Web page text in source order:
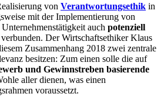
von Verantwortungsethik in
mit der Implementierung von
auch potenziell
verbunden. Der Wirtschaftsethiker Klaus
Zusammenhang 2018 zwei zentrale
besitzen: Zum einen solle die auf
und Gewinnstreben basierende
aller dienen, was einen
voraussetzt.